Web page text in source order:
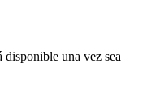
disponible una vez sea